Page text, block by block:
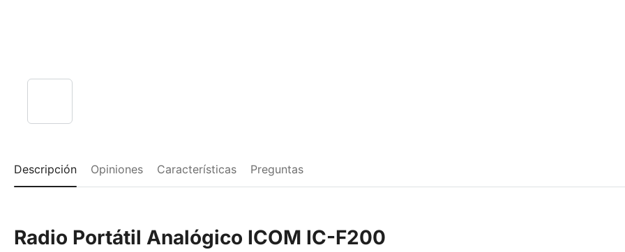
Descripción Opiniones Características Preguntas
Radio Portátil Analógico ICOM IC-F200